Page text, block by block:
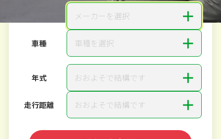
メーカーを選択 ＋
車種 車種を選択 ＋
年式 おおよそで結構です ＋
走行距離 おおよそで結構です ＋